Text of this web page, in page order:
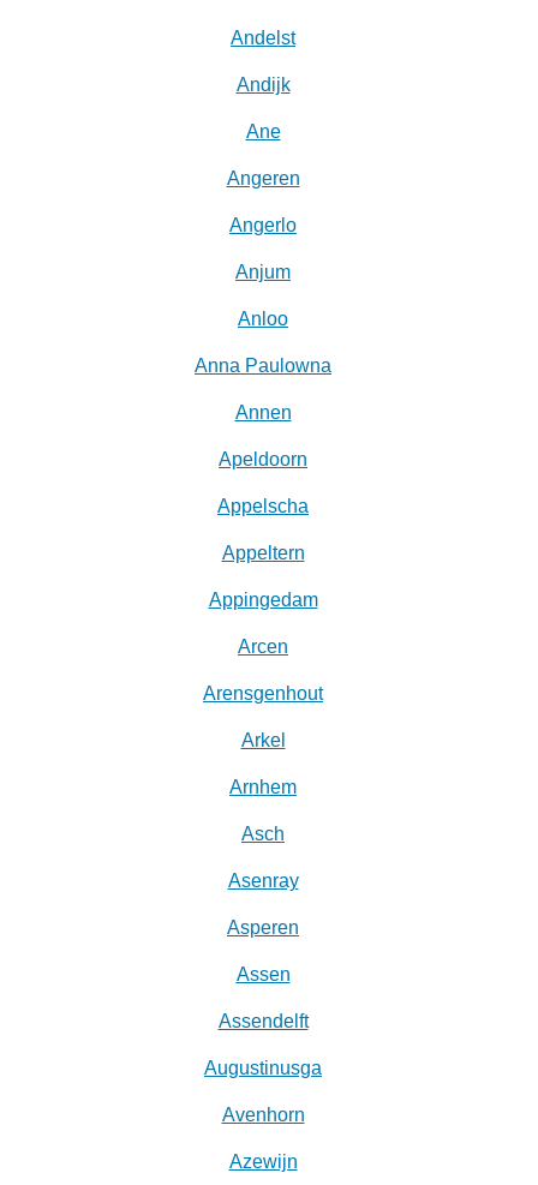
Andelst
Andijk
Ane
Angeren
Angerlo
Anjum
Anloo
Anna Paulowna
Annen
Apeldoorn
Appelscha
Appeltern
Appingedam
Arcen
Arensgenhout
Arkel
Arnhem
Asch
Asenray
Asperen
Assen
Assendelft
Augustinusga
Avenhorn
Azewijn